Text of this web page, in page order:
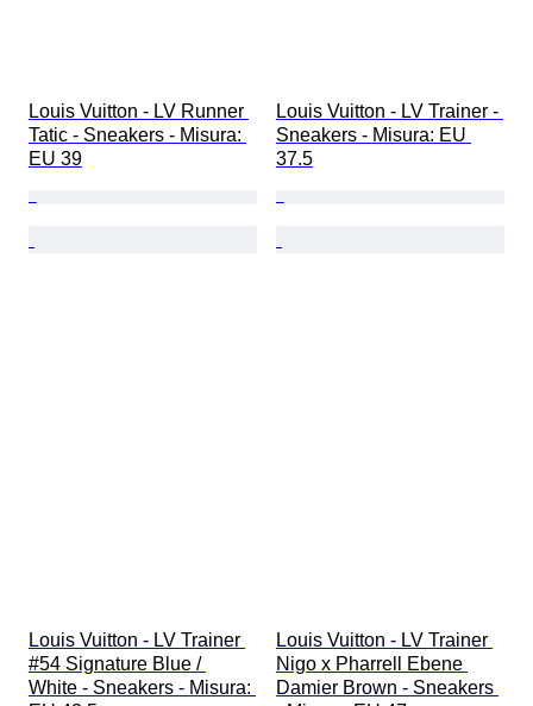
Louis Vuitton - LV Runner
Tatic - Sneakers - Misura:
EU 39
Louis Vuitton - LV Trainer -
Sneakers - Misura: EU
37.5
Louis Vuitton - LV Trainer
#54 Signature Blue /
White - Sneakers - Misura:
Louis Vuitton - LV Trainer
Nigo x Pharrell Ebene
Damier Brown - Sneakers